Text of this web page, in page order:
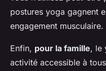
postures yoga gagnent
engagement musculaire.
Enfin, pour la famille, le
activité accessible à